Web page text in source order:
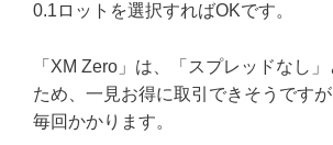
0.1ロットを選択すればOKです。
「XM Zero」は、「スプレッドなし
ため、一見お得に取引できそうです
毎回かかります。